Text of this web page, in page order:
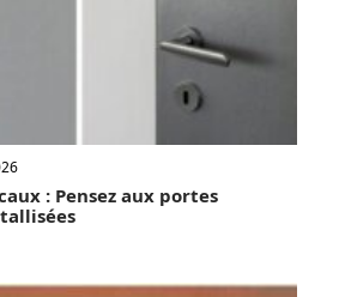
: Pensez aux portes